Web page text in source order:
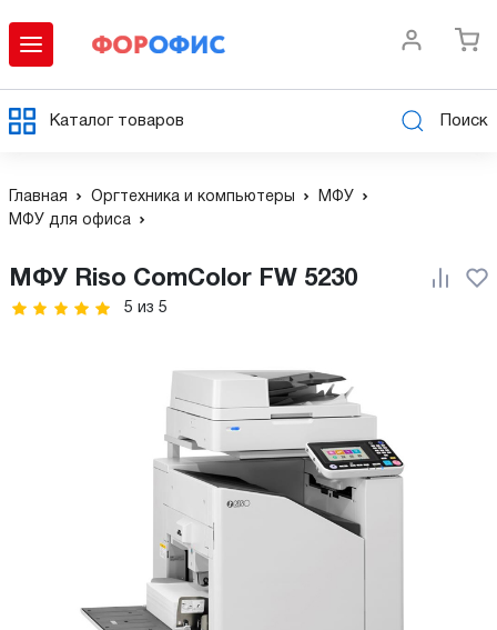
Каталог товаров Поиск
Главная Оргтехника и компьютеры
МФУ
МФУ для офиса
МФУ Riso ComColor FW 5230
5 из 5